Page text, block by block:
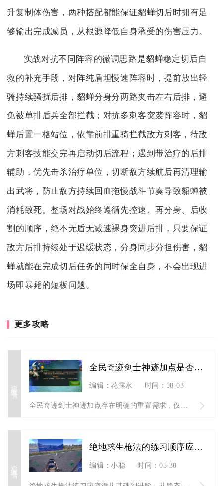
升复制体伤害，两种搭配都能保证貂蝉切后时拥有足
够输出完成减员，从根源降低自身承受的伤害压力。
实战对抗不同阵容的微调思路是貂蝉稳定切后自
救的补充手段，对阵纯盾坦慢速阵容时，提前放出轻
骑持续骚扰后排，貂蝉分身分两路夹击左右后排，避
免被单排盾兵全部拦截；对抗多刺客突袭阵容时，貂
蝉后置一格站位，依靠前排重骑拦截敌方刺客，待敌
方刺客技能交完再启动切后流程；遇到带治疗的后排
辅助，优先击杀治疗单位，切断敌方续航后再清理输
出武将，防止敌方持续回血拖慢战斗节奏导致貂蝉被
消耗致死。整场对战始终遵循先控速、再分身、后收
割的顺序，绝不无盾无减速裸身突进后排，只要保证
敌方后排持续处于迟缓状态，分身同步分担伤害，貂
蝉就能在完成切后任务的同时保全自身，不会出现进
场即暴毙的短板问题。
更多攻略
查看详情
全民奇迹剑士神迹加点是否需要重置
编辑：花露水 时间：08-03
全民奇迹剑士神迹加点存在明确的重置需求，仅三种场景需要消耗洗...
查看详情
绝地求生枪法的练习顺序应该怎么安排
编辑：小聪 时间：05-30